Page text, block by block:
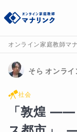
オンライン家庭教師マ
そら オンラ
社会
「敦煌